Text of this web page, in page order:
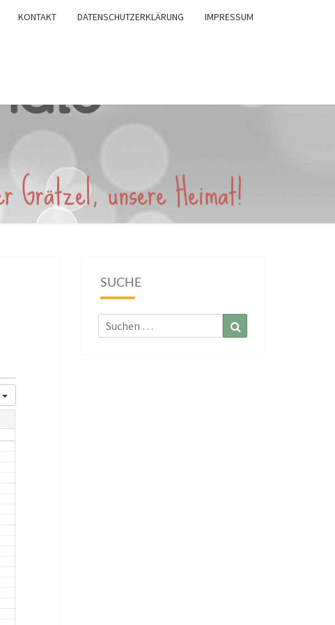
KONTAKT DATENSCHUTZERKLÄRUNG IMPRESSUM
SUCHE
Suchen
nach: